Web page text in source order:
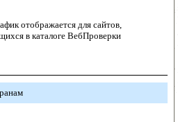
отображается для сайтов,
в каталоге ВебПроверки